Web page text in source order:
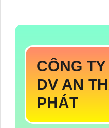
CÔNG
DV AN
PHÁT